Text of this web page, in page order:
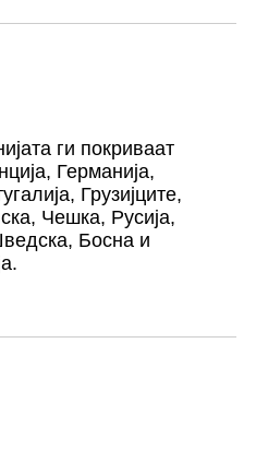
ги покриваат
Германија,
Грузијците,
Чешка, Русија,
Босна и